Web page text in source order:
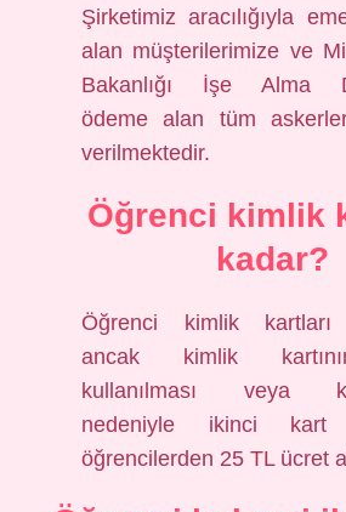
Şirketimiz aracılığıyla
alan müşterilerimize ve
Bakanlığı İşe Alma
ödeme alan tüm
verilmektedir.
Öğrenci kimlik
kadar?
Öğrenci kimlik kartları
ancak kimlik
kullanılması veya
nedeniyle ikinci kart
öğrencilerden 25 TL ücret